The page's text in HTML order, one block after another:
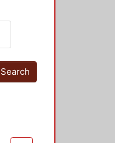
Search